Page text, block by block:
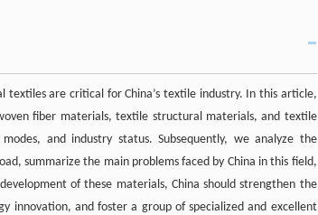
textiles are critical for China’s textile industry. In this article,
fiber materials, textile structural materials, and textile
and industry status. Subsequently, we analyze the
summarize the main problems faced by China in this field,
of these materials, China should strengthen the
innovation, and foster a group of specialized and excellent